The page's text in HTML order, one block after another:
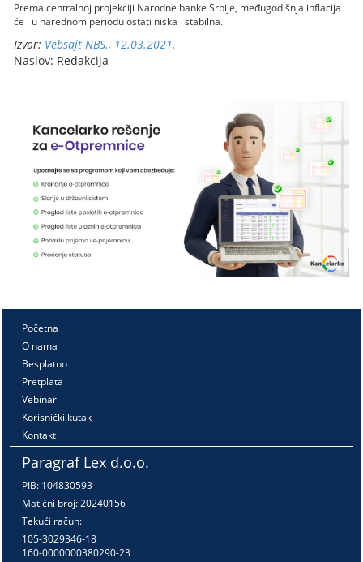
Prema centralnoj projekciji Narodne banke Srbije, međugodišnja inflacija
će i u narednom periodu ostati niska i stabilna.
Izvor: Vebsajt NBS., 12.03.2021.
Naslov: Redakcija
Početna
O nama
Besplatno
Pretplata
Vebinari
Korisnički kutak
Kontakt
Paragraf Lex d.o.o.
PIB: 104830593
Matični broj: 20240156
Tekući račun:
105-3029346-18
160-0000000380290-23